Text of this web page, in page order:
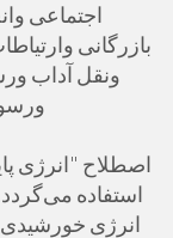
اجتماعی
بازرگانی
ونقل آداب
اصطلاح "انرژی
استفاده می‌گردد.
انرژی